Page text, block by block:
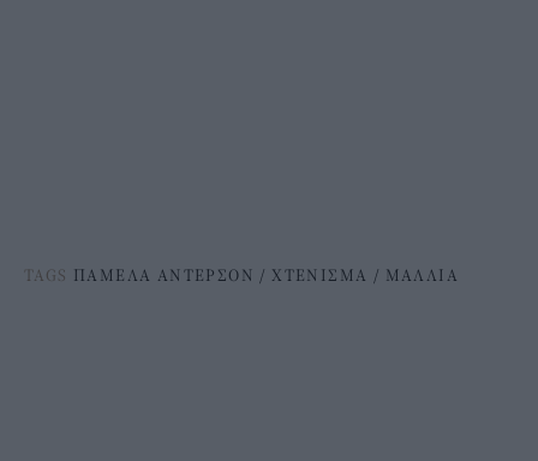
TAGS ΠΑΜΕΛΑ ΑΝΤΕΡΣΟΝ / ΧΤΕΝΙΣΜΑ / ΜΑΛΛΙΑ